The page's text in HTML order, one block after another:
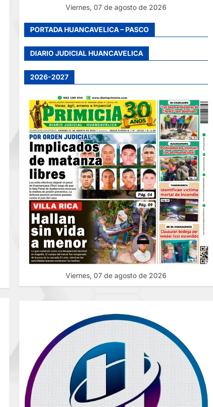
Viernes, 07 de agosto de 2026
PORTADA HUANCAVELICA – PASCO
DIARIO JUDICIAL HUANCAVELICA
2026-2027
Viernes, 07 de agosto de 2026